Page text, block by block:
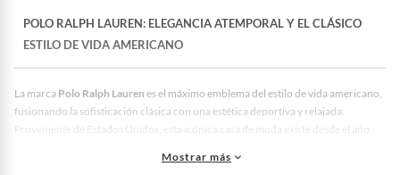
POLO RALPH LAUREN: ELEGANCIA ATEMPORAL Y EL CLÁSICO
ESTILO DE VIDA AMERICANO
La marca Polo Ralph Lauren es el máximo emblema del estilo de vida americano,
fusionando la sofisticación clásica con una estética deportiva y relajada.
Proveniente de Estados Unidos, esta icónica casa de moda existe desde el año
universal de buen gusto. Ofrece un portafolio de productos sumamente
Mostrar más